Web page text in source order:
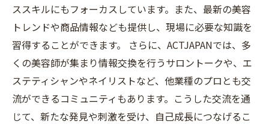
ススキルにもフォーカスしています。また、最新の美容
トレンドや商品情報なども提供し、現場に必要な知識を
習得することができます。 さらに、ACTJAPANでは、多
くの美容師が集まり情報交換を行うサロントークや、エ
ステティシャンやネイリストなど、他業種のプロとも交
流ができるコミュニティもあります。こうした交流を通
じて、新たな発見や刺激を受け、自己成長につなげるこ